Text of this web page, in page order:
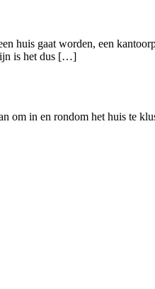
huis gaat worden, een
is het dus […]
om in en rondom het huis te